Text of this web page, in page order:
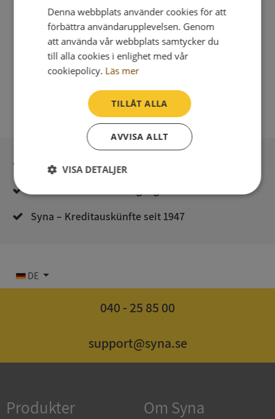
Sichere Bezahlung mit stripe
Syna – Kreditauskünfte seit 1947
DE
040 - 25 85 00
support@syna.se
Produkter Om Syna
Denna webbplats använder cookies för att
förbättra användarupplevelsen. Genom
att använda vår webbplats samtycker du
till alla cookies i enlighet med vår
cookiepolicy. Läs mer
TILLÅT ALLA
AVVISA ALLT
VISA DETALJER
Strikt
Prestanda Inriktning
Strikt nödvändigt Prestanda
Inriktning
användas ordentligt utan strikt nödvändiga cookies.